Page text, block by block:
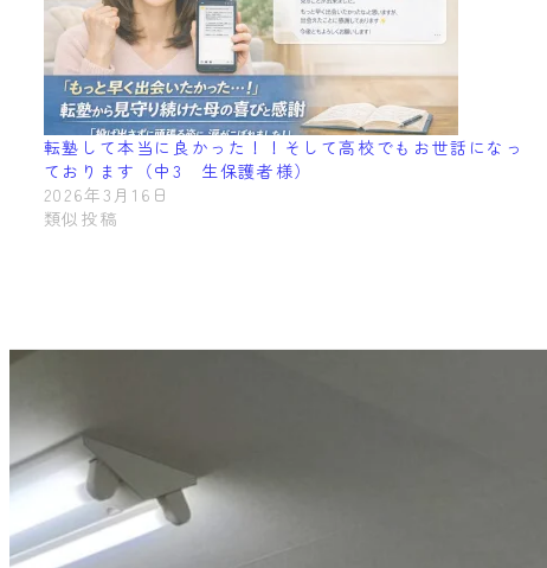
転塾して本当に良かった！！そして高校でもお世話になっ
ております（中3 生保護者様）
2026年3月16日
類似投稿